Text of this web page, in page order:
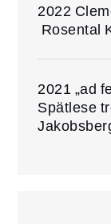
2022
Rosental
2021 „ad
Spätlese